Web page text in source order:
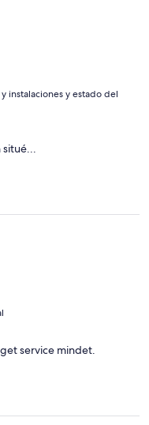
instalaciones y estado del
service mindet.